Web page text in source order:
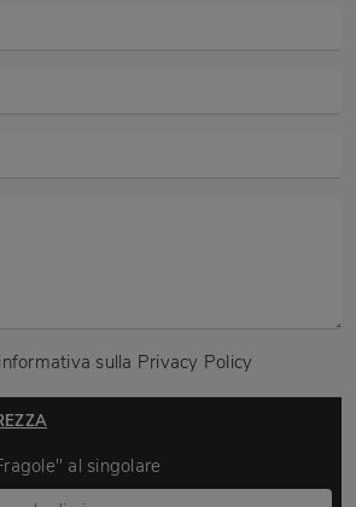
sulla Privacy Policy
al singolare